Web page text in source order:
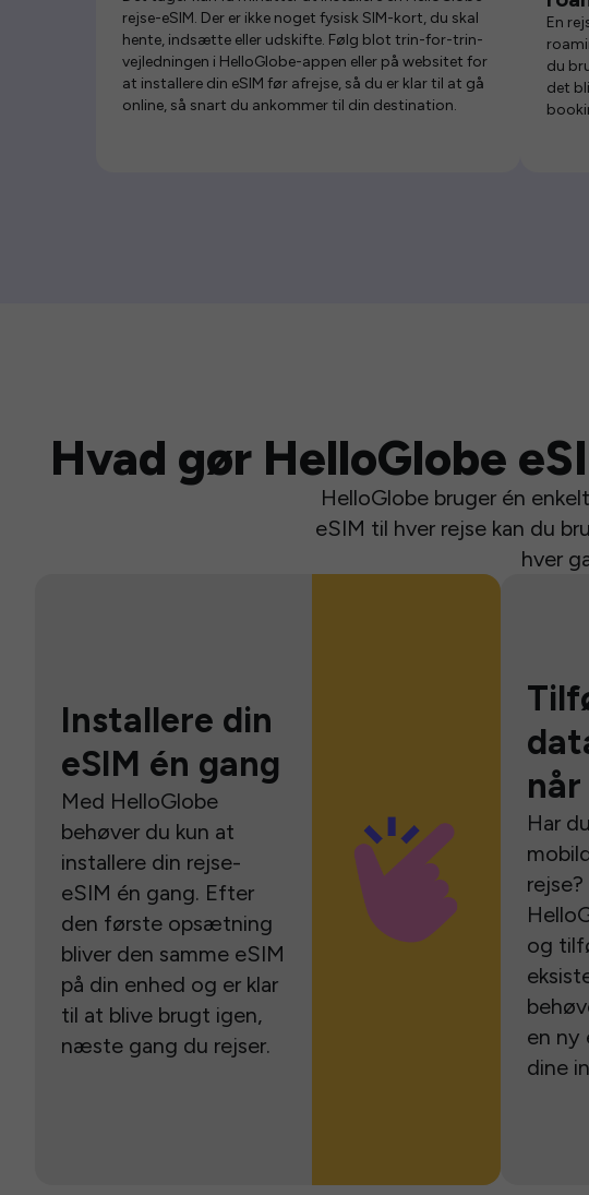
rejse-eSIM. Der er ikke noget fysisk SIM-kort, du skal
hente, indsætte eller udskifte. Følg blot trin-for-trin-
vejledningen i HelloGlobe-appen eller på websitet for
at installere din eSIM før afrejse, så du er klar til at gå
online, så snart du ankommer til din destination.
En
du
det
Hvad gør HelloGlobe
HelloGlobe bruger én
eSIM til hver rejse kan du
hver
Installere din
eSIM én gang
Med HelloGlobe
behøver du kun at
installere din rejse-
eSIM én gang. Efter
den første opsætning
bliver den samme eSIM
på din enhed og er klar
til at blive brugt igen,
næste gang du rejser.
Har
og
en ny
dine